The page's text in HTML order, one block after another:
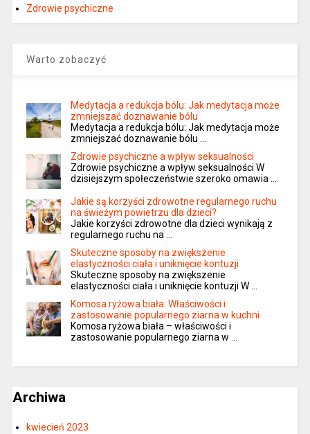
Zdrowie psychiczne
Warto zobaczyć
Medytacja a redukcja bólu: Jak medytacja może
zmniejszać doznawanie bólu
Medytacja a redukcja bólu: Jak medytacja może
zmniejszać doznawanie bólu …
Zdrowie psychiczne a wpływ seksualności
Zdrowie psychiczne a wpływ seksualności W
dzisiejszym społeczeństwie szeroko omawia …
Jakie są korzyści zdrowotne regularnego ruchu
na świeżym powietrzu dla dzieci?
Jakie korzyści zdrowotne dla dzieci wynikają z
regularnego ruchu na …
Skuteczne sposoby na zwiększenie
elastyczności ciała i uniknięcie kontuzji
Skuteczne sposoby na zwiększenie
elastyczności ciała i uniknięcie kontuzji W …
Komosa ryżowa biała: Właściwości i
zastosowanie popularnego ziarna w kuchni
Komosa ryżowa biała – właściwości i
zastosowanie popularnego ziarna w …
Archiwa
kwiecień 2023